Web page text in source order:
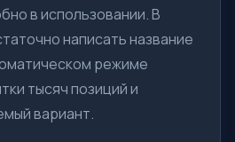
в использовании. В
написать название
режиме
тысяч позиций и
вариант.